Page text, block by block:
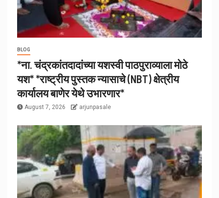
BLOG
*ना. चंद्रकांतदादांच्या यशस्वी पाठपुराव्याला मोठे
यश* *राष्ट्रीय पुस्तक न्यासाचे (NBT) क्षेत्रीय
कार्यालय बाणेर येथे उभारणार*
August 7, 2026 arjunpasale